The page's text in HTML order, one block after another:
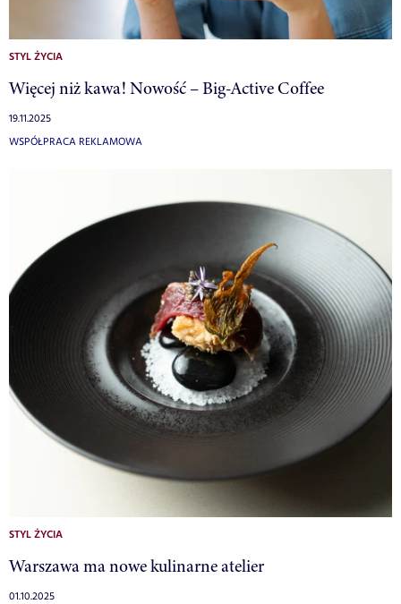
STYL ŻYCIA
Więcej niż kawa! Nowość – Big-Active Coffee
19.11.2025
WSPÓŁPRACA REKLAMOWA
STYL ŻYCIA
Warszawa ma nowe kulinarne atelier
01.10.2025